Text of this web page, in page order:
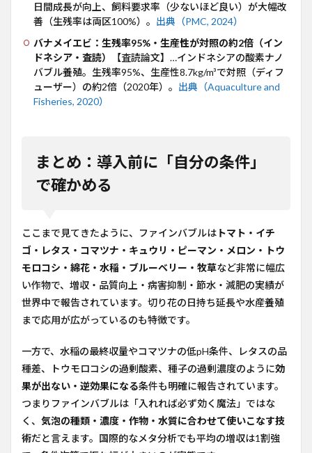
日間成長が向上、飼料要求率（少ないほど良い）が大幅改
善（生残率は両区100%）。 出典（PMC, 2024）
バナメイエビ：生残率95%・生産性が対照の約2倍（イン
ドネシア・査読）
【査読論文】…インドネシアの酸素ナノ
バブル養殖。生残率95%、生産性8.7kg/m³で対照（ディフ
ューザー）の約2倍（2020年）。 出典（Aquaculture and
Fisheries, 2020）
まとめ：導入前に「自分の条件」
で確かめる
ここまで見てきたように、ファインバブルは トマト・イチ
ゴ・レタス・コマツナ・キュウリ・ピーマン・メロン・トウ
モロコシ・綿花・水稲・ブルーベリー・牧草など非常に幅広
い作物で、増収・品質向上・病害抑制・節水・減肥の実績が
世界中で報告されています。切り花の日持ち延長や水産養殖
まで応用が広がっているのも特徴です。
一方で、水稲の最終収量やコマツナの低pH条件、レタスの品
種差、トウモロコシの過剰酸素、種子の過剰濃度のように効
果が出ない・逆効果になる条件も明確に報告されています。
つまりファインバブルは「入れれば必ず効く魔法」ではな
く、 気泡の種類・濃度・作物・水質に合わせて使いこなす技
術だと言えます。国際的なメタ分析でも平均の増収は1割強